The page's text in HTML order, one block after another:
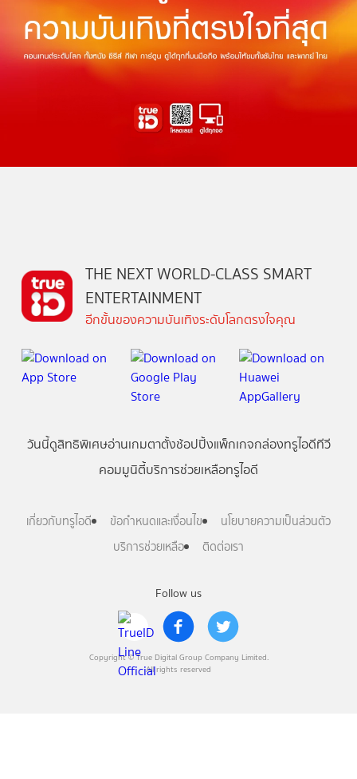
Follow us
Copyright © True Digital Group Company Limited.
All rights reserved
THE NEXT WORLD-CLASS SMART
ENTERTAINMENT
อีกขั้นของความบันเทิงระดับโลกตรงใจคุณ
วันนี้ดูสิทธิพิเศษอ่านเกมตาตั้งช้อปปิ้งแพ็กเกจกล่องทรูไอดีทีวี
คอมมูนิตี้บริการช่วยเหลือทรูไอดี
เกี่ยวกับทรูไอดี ข้อกำหนดและเงื่อนไข
นโยบายความเป็นส่วนตัว
บริการช่วยเหลือ
ติดต่อเรา